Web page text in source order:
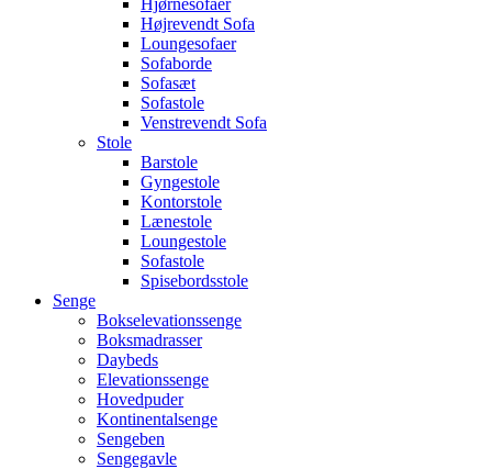
Hjørnesofaer
Højrevendt Sofa
Loungesofaer
Sofaborde
Sofasæt
Sofastole
Venstrevendt Sofa
Stole
Barstole
Gyngestole
Kontorstole
Lænestole
Loungestole
Sofastole
Spisebordsstole
Senge
Bokselevationssenge
Boksmadrasser
Daybeds
Elevationssenge
Hovedpuder
Kontinentalsenge
Sengeben
Sengegavle